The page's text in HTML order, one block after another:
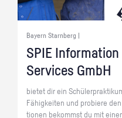
Bayern Starnberg |
SPIE
Ser­vices GmbH
bie­tet dir ein
Fä­hig­kei­ten und pro­bie­re
tio­nen be­kommst du mit